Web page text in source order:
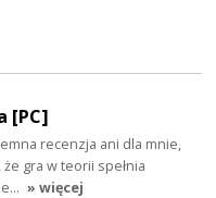
[PC]
recenzja ani dla mnie,
gra w teorii spełnia
» więcej